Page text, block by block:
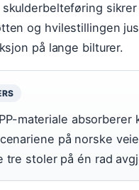
og hvilestillingen
på lange bilturer.
materiale
på norske
tre stoler på én rad